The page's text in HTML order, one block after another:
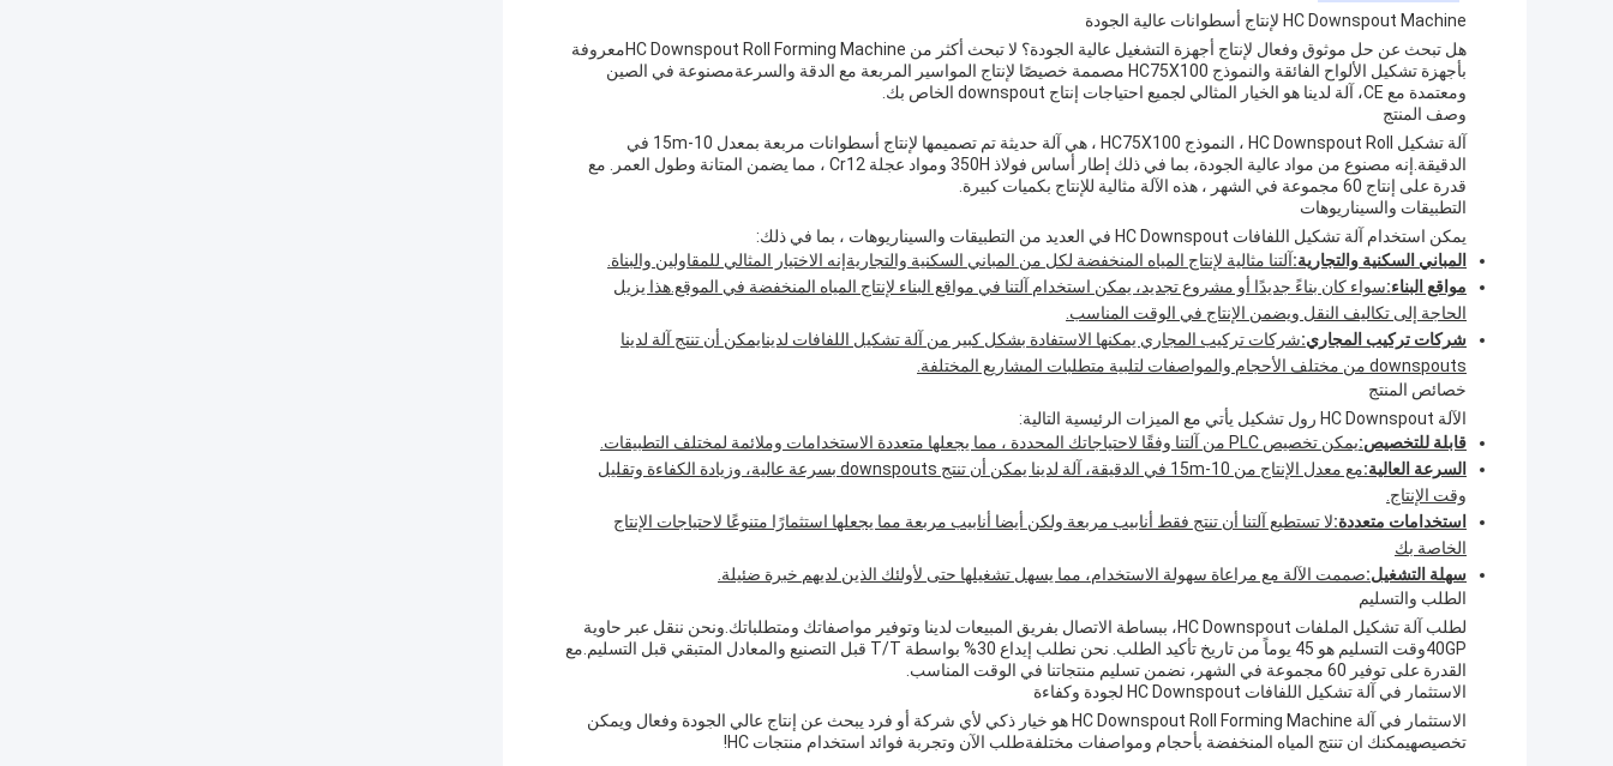
HC Downspout Machine لإنتاج أسطوانات عالية الجودة
هل تبحث عن حل موثوق وفعال لإنتاج أجهزة التشغيل عالية الجودة؟ لا تبحث أكثر من HC Downspout Roll Forming Machineمعروفة
بأجهزة تشكيل الألواح الفائقة والنموذج HC75X100 مصممة خصيصًا لإنتاج المواسير المربعة مع الدقة والسرعةمصنوعة في الصين
ومعتمدة مع CE، آلة لدينا هو الخيار المثالي لجميع احتياجات إنتاج downspout الخاص بك.
وصف المنتج
آلة تشكيل HC Downspout Roll ، النموذج HC75X100 ، هي آلة حديثة تم تصميمها لإنتاج أسطوانات مربعة بمعدل 10-15m في
الدقيقة.إنه مصنوع من مواد عالية الجودة، بما في ذلك إطار أساس فولاذ 350H ومواد عجلة Cr12 ، مما يضمن المتانة وطول العمر. مع
قدرة على إنتاج 60 مجموعة في الشهر ، هذه الآلة مثالية للإنتاج بكميات كبيرة.
التطبيقات والسيناريوهات
يمكن استخدام آلة تشكيل اللفافات HC Downspout في العديد من التطبيقات والسيناريوهات ، بما في ذلك:
المباني السكنية والتجارية:آلتنا مثالية لإنتاج المياه المنخفضة لكل من المباني السكنية والتجاريةإنه الاختيار المثالي للمقاولين والبناة.
مواقع البناء:سواء كان بناءً جديدًا أو مشروع تجديد، يمكن استخدام آلتنا في مواقع البناء لإنتاج المياه المنخفضة في الموقع.هذا يزيل
الحاجة إلى تكاليف النقل ويضمن الإنتاج في الوقت المناسب.
شركات تركيب المجاري:شركات تركيب المجاري يمكنها الاستفادة بشكل كبير من آلة تشكيل اللفافات لدينايمكن أن تنتج آلة لدينا
downspouts من مختلف الأحجام والمواصفات لتلبية متطلبات المشاريع المختلفة.
خصائص المنتج
الآلة HC Downspout رول تشكيل يأتي مع الميزات الرئيسية التالية:
قابلة للتخصيص:يمكن تخصيص PLC من آلتنا وفقًا لاحتياجاتك المحددة ، مما يجعلها متعددة الاستخدامات وملائمة لمختلف التطبيقات.
السرعة العالية:
مع معدل الإنتاج من 10-15m في الدقيقة، آلة لدينا يمكن أن تنتج downspouts بسرعة عالية، وزيادة الكفاءة وتقليل
وقت الإنتاج.
استخدامات متعددة:لا تستطيع آلتنا أن تنتج فقط أنابيب مربعة ولكن أيضا أنابيب مربعة مما يجعلها استثمارًا متنوعًا لاحتياجات الإنتاج
الخاصة بك
سهلة التشغيل:صممت الآلة مع مراعاة سهولة الاستخدام، مما يسهل تشغيلها حتى لأولئك الذين لديهم خبرة ضئيلة.
الطلب والتسليم
لطلب آلة تشكيل الملفات HC Downspout، ببساطة الاتصال بفريق المبيعات لدينا وتوفير مواصفاتك ومتطلباتك.ونحن ننقل عبر حاوية
40GPوقت التسليم هو 45 يوماً من تاريخ تأكيد الطلب. نحن نطلب إيداع 30% بواسطة T/T قبل التصنيع والمعادل المتبقي قبل التسليم.مع
القدرة على توفير 60 مجموعة في الشهر، نضمن تسليم منتجاتنا في الوقت المناسب.
الاستثمار في آلة تشكيل اللفافات HC Downspout لجودة وكفاءة
الاستثمار في آلة HC Downspout Roll Forming Machine هو خيار ذكي لأي شركة أو فرد يبحث عن إنتاج عالي الجودة وفعال ويمكن
تخصيصهيمكنك ان تنتج المياه المنخفضة بأحجام ومواصفات مختلفةطلب الآن وتجربة فوائد استخدام منتجات HC!